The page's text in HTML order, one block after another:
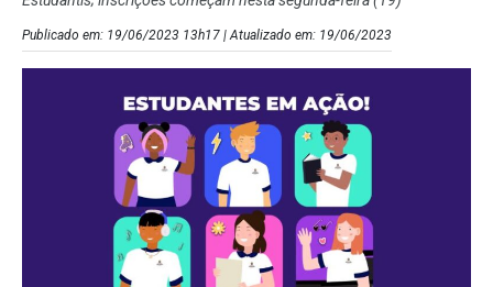
Publicado em: 19/06/2023 13h17 | Atualizado em: 19/06/2023